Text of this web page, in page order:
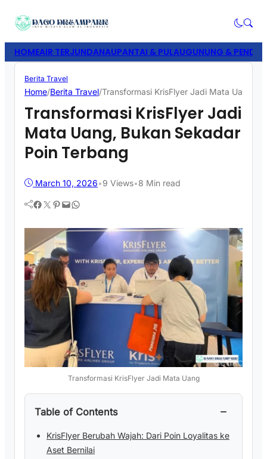
HOMEAIR TERJUNDANAUPANTAI & PULAUGUNUNG &
Berita Travel
Home/Berita Travel/Transformasi KrisFlyer Jadi Mata Uang,
Transformasi KrisFlyer Jadi
Mata Uang, Bukan Sekadar
Poin Terbang
March 10, 2026•9 Views•8 Min read
Facebook Twitter Pinterest Mail WhatsApp
Transformasi KrisFlyer Jadi Mata Uang
Table of Contents −
KrisFlyer Berubah Wajah: Dari Poin Loyalitas ke
Aset Bernilai